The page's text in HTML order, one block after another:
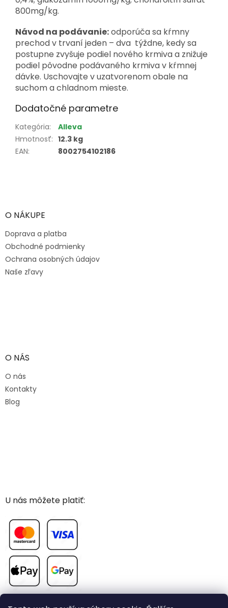
800mg/kg.
Návod na podávanie:odporúča sa kŕmny
prechod v trvaní jeden – dva týždne, kedy sa
postupne zvyšuje podiel nového krmiva a znižuje
podiel pôvodne podávaného krmiva v kŕmnej
dávke. Uschovajte v uzatvorenom obale na
suchom a chladnom mieste.
Dodatočné parametre
Kategória:
Alleva
Hmotnosť: 12.3 kg
EAN: 8002754102186
ä
e
O NÁKUPE
Doprava a platba
Obchodné podmienky
Ochrana osobných údajov
Naše zľavy
O NÁS
O nás
Kontakty
Blog
U nás môžete platiť: